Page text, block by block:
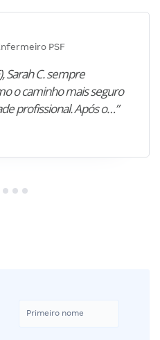
PSF
Sarah C. sempre
o caminho mais seguro
profissional. Após o…”